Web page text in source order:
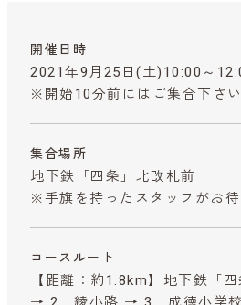
開催日時
2021年9月25日(土)10:00～
※開始10分前にはご集合下さい
集合場所
地下鉄「四条」北改札前
※手旗を持ったスタッフがお待
コースルート
【距離：約1.8km】地下鉄「